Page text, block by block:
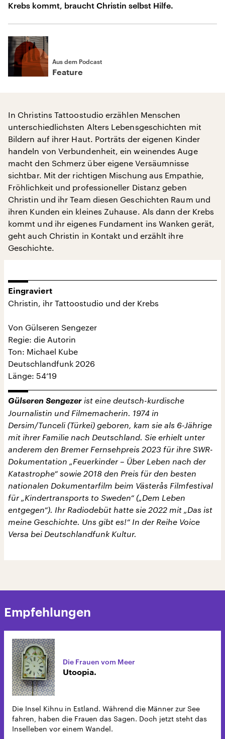
Krebs kommt, braucht Christin selbst Hilfe.
Aus dem Podcast
Feature
In Christins Tattoostudio erzählen Menschen
unterschiedlichsten Alters Lebensgeschichten mit
Bildern auf ihrer Haut. Porträts der eigenen Kinder
handeln von Verbundenheit, ein weinendes Auge
macht den Schmerz über eigene Versäumnisse
sichtbar. Mit der richtigen Mischung aus Empathie,
Fröhlichkeit und professioneller Distanz geben
Christin und ihr Team diesen Geschichten Raum und
ihren Kunden ein kleines Zuhause. Als dann der Krebs
kommt und ihr eigenes Fundament ins Wanken gerät,
geht auch Christin in Kontakt und erzählt ihre
Geschichte.
Eingraviert
Christin, ihr Tattoostudio und der Krebs
Von Gülseren Sengezer
Regie: die Autorin
Ton: Michael Kube
Deutschlandfunk 2026
Länge: 54‘19
Gülseren Sengezer ist eine deutsch-kurdische
Journalistin und Filmemacherin. 1974 in
Dersim/Tunceli (Türkei) geboren, kam sie als 6-Jährige
mit ihrer Familie nach Deutschland. Sie erhielt unter
anderem den Bremer Fernsehpreis 2023 für ihre SWR-
Dokumentation „Feuerkinder – Über Leben nach der
Katastrophe“ sowie 2018 den Preis für den besten
nationalen Dokumentarfilm beim Västerås Filmfestival
für „Kindertransports to Sweden“ („Dem Leben
entgegen“). Ihr Radiodebüt hatte sie 2022 mit „Das ist
meine Geschichte. Uns gibt es!“ In der Reihe Voice
Versa bei Deutschlandfunk Kultur.
Empfehlungen
Die Frauen vom Meer
Utoopia.
Die Insel Kihnu in Estland. Während die Männer zur See
fahren, haben die Frauen das Sagen. Doch jetzt steht das
Inselleben vor einem Wandel.